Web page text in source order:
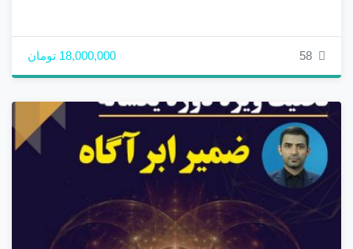
58 18,000,000 تومان